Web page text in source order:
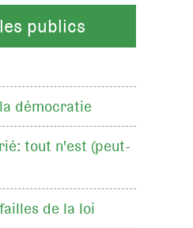
publics
démocratie
tout n'est (peut-
de la loi